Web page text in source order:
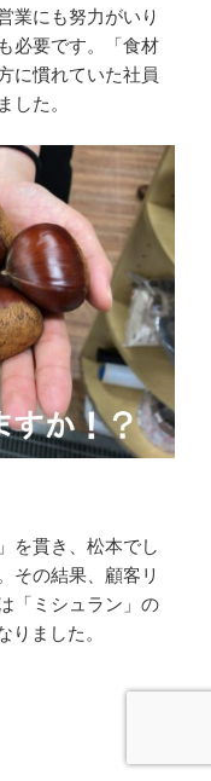
業にも努力がいり
必要です。「食材
に慣れていた社員
した。
を貫き、松本でし
その結果、顧客リ
「ミシュラン」の
りました。